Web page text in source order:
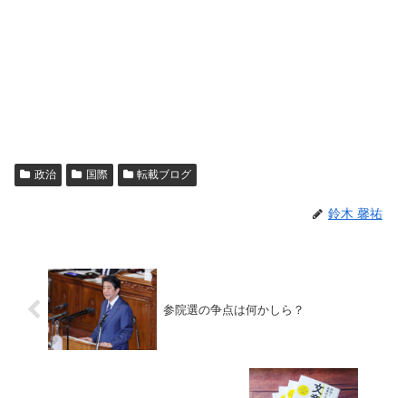
政治 国際 転載ブログ
鈴木 馨祐
参院選の争点は何かしら？